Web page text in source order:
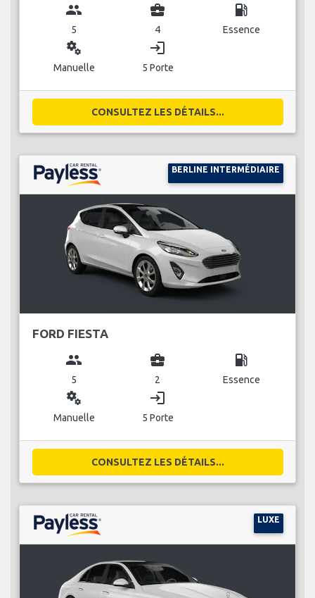
group
5
business_center
4
local_gas_station
Essence
miscellaneous_services
Manuelle
login
5 Porte
CONSULTEZ LES DÉTAILS...
BERLINE INTERMÉDIAIRE
FORD FIESTA
group
5
business_center
2
local_gas_station
Essence
miscellaneous_services
Manuelle
login
5 Porte
CONSULTEZ LES DÉTAILS...
LUXE